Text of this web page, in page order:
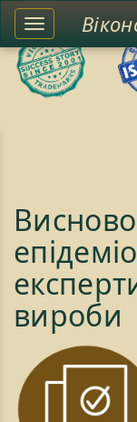
Toggle
left
sidebar
вироби